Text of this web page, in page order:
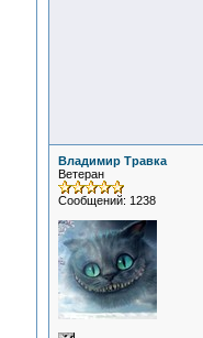
Владимир Травка
Ветеран
Сообщений: 1238